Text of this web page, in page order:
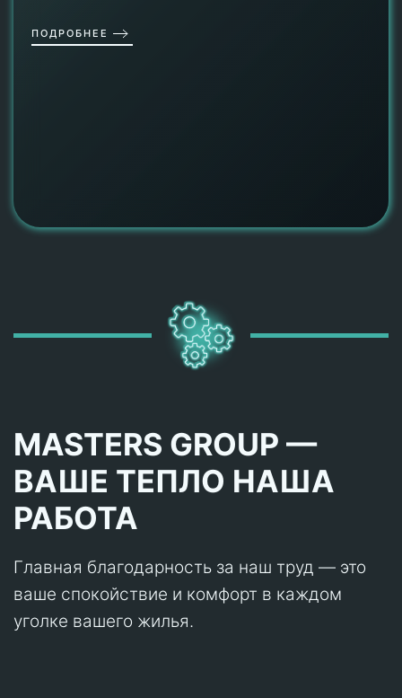
ПОДРОБНЕЕ
MASTERS GROUP —
ВАШЕ ТЕПЛО НАША
РАБОТА
Главная благодарность за наш труд — это
ваше спокойствие и комфорт в каждом
уголке вашего жилья.